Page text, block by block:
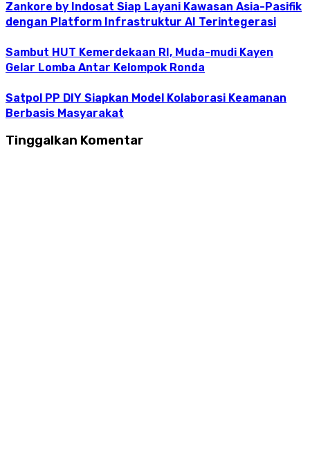
Zankore by Indosat Siap Layani Kawasan Asia-Pasifik
dengan Platform Infrastruktur AI Terintegerasi
Sambut HUT Kemerdekaan RI, Muda-mudi Kayen
Gelar Lomba Antar Kelompok Ronda
Satpol PP DIY Siapkan Model Kolaborasi Keamanan
Berbasis Masyarakat
Tinggalkan Komentar